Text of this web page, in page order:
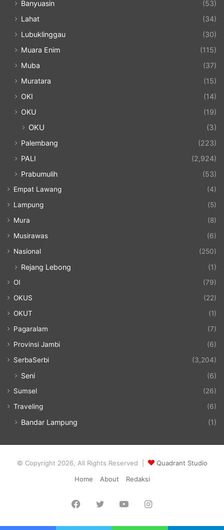
Banyuasin
(53)
Lahat
(34)
Lubuklinggau
(30)
Muara Enim
(115)
Muba
(37)
Muratara
(15)
OKI
(14)
OKU
(19)
OKU (3)
Palembang
(223)
PALI
(2,924)
Prabumulih
(53)
Empat Lawang
(4)
Lampung
(5)
Mura
(8)
Musirawas
(6)
Nasional
(250)
Rejang Lebong (1)
OI
(79)
OKUS
(22)
OKUT
(1)
Pagaralam
(7)
Provinsi Jambi
(6)
SerbaSerbi
(3,204)
Seni (6)
Sumsel
(26)
Traveling
(6)
Bandar Lampung (1)
© Copyright 2026, All Rights Reserved |
Quadrant Studio
Home
About Redaksi
Facebook
Twitter YouTubeInstagram